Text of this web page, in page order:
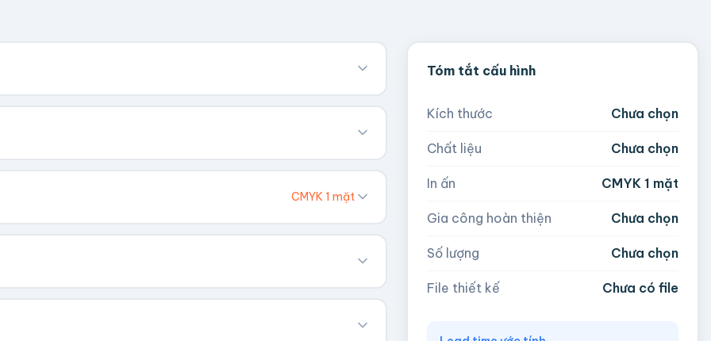
Chúng tôi sẽ tính toán kích thước tổng thể.
Cao (cm)
CMYK 1 mặt
Tóm tắt cấu hình
Kích thước Chưa chọn
Chất liệu Chưa chọn
In ấn CMYK 1 mặt
Gia công hoàn thiện Chưa chọn
Số lượng Chưa chọn
File thiết kế Chưa có file